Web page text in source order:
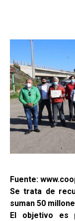
Fuente:
Se trata de
suman 50
El objetivo es